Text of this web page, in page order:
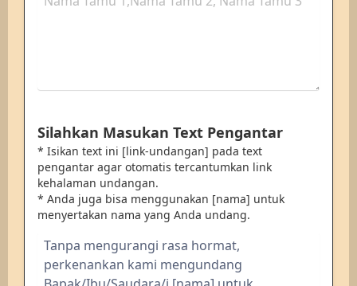
Silahkan Masukan Text Pengantar
* Isikan text ini [link-undangan] pada text
pengantar agar otomatis tercantumkan link
kehalaman undangan.
* Anda juga bisa menggunakan [nama] untuk
menyertakan nama yang Anda undang.